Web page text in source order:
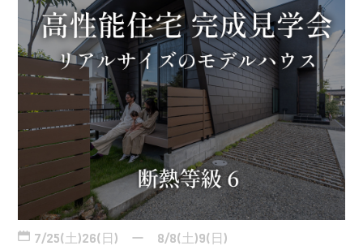
7/25(土)26(日) ー 8/8(土)9(日)